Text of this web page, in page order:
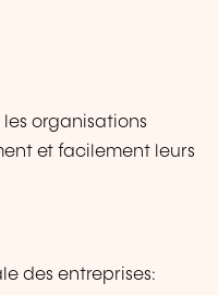
les organisations
et facilement leurs
des entreprises: